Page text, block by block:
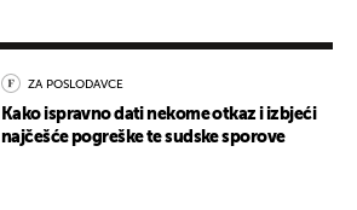
ZA POSLODAVCE
Kako ispravno dati nekome otkaz i izbjeći
najčešće pogreške te sudske sporove